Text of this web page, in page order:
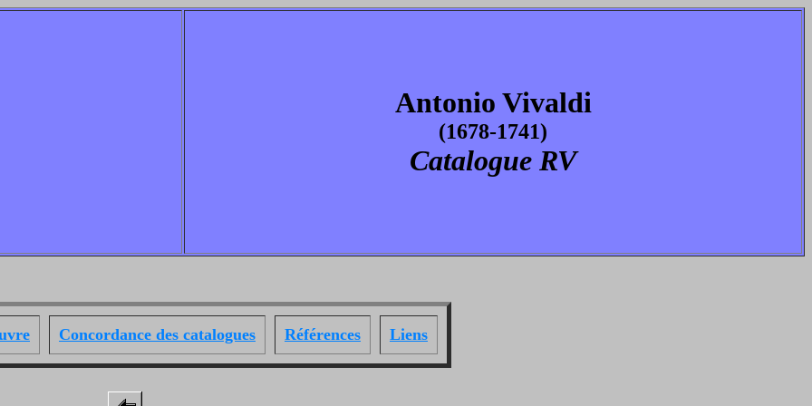
Antonio Vivaldi
(1678-1741)
Catalogue RV
Concordance des catalogues Références Liens